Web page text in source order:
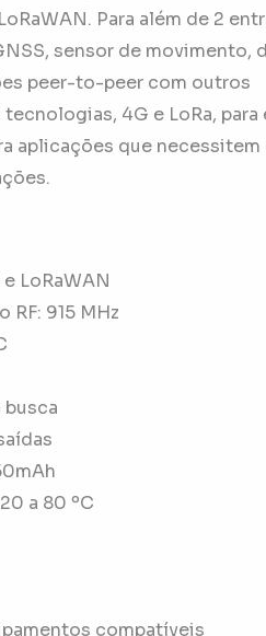
Para além de 2
sensor de movimento,
peer-to-peer com outros
4G e LoRa, para
aplicações que necessitem
LoRaWAN
RF: 915 MHz
busca
a 80 ºC
compatíveis